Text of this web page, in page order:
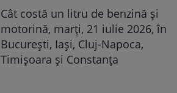
Cât costă un litru de benzină și
motorină, marți, 21 iulie 2026, în
București, Iași, Cluj-Napoca,
Timișoara și Constanța